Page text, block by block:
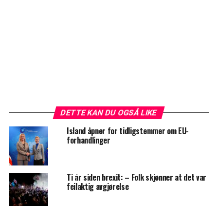
DETTE KAN DU OGSÅ LIKE
Island åpner for tidligstemmer om EU-
forhandlinger
Ti år siden brexit: – Folk skjønner at det var
feilaktig avgjørelse